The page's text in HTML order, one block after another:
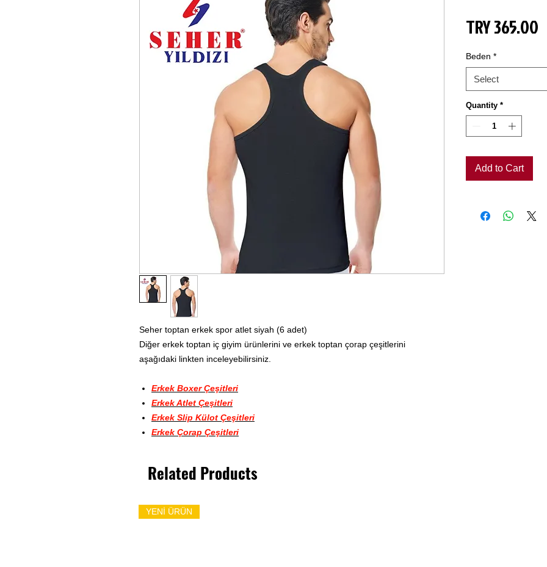
Seher toptan erkek spor atlet siyah (6 adet)
Diğer erkek toptan iç giyim ürünlerini ve erkek toptan çorap çeşitlerini
aşağıdaki linkten inceleyebilirsiniz.
Erkek Boxer Çeşitleri
Erkek Atlet Çeşitleri
Erkek Slip Külot Çeşitleri
Erkek Çorap Çeşitleri
TRY 365.00
Beden *
Select
Quantity *
Add to Cart
Related Products
YENİ ÜRÜN